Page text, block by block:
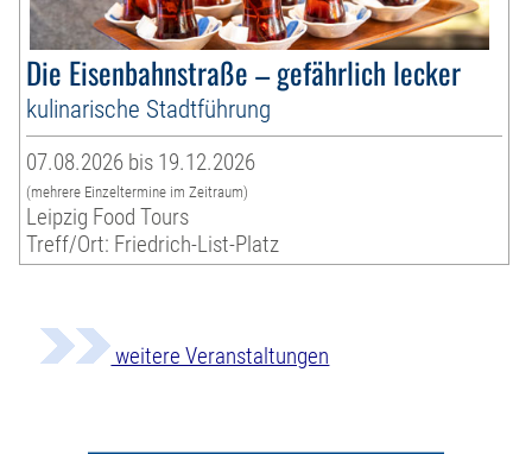
Die Eisenbahnstraße – gefährlich lecker
kulinarische Stadtführung
07.08.2026 bis 19.12.2026
(mehrere Einzeltermine im Zeitraum)
Leipzig Food Tours
Treff/Ort: Friedrich-List-Platz
weitere Veranstaltungen